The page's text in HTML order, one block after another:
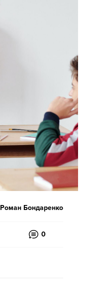
Роман Бондаренко
0